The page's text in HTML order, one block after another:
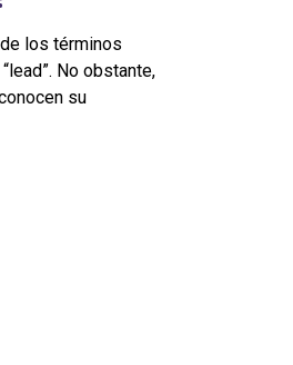
los términos
No obstante,
su